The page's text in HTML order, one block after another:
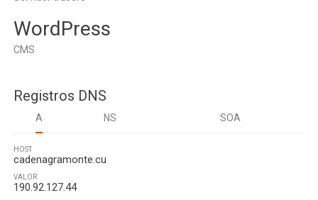
WordPress
CMS
Registros DNS
A NS SOA
HOST
cadenagramonte.cu
VALOR
190.92.127.44